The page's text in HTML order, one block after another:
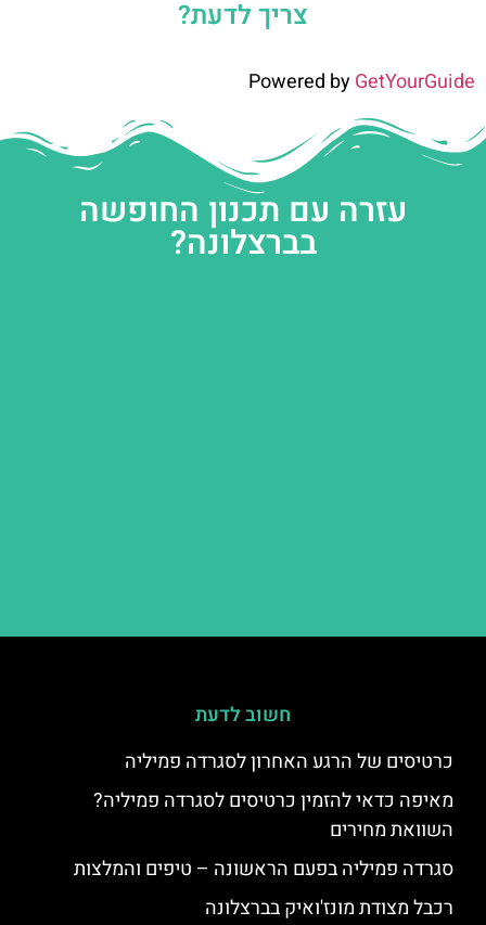
צריך לדעת?
Powered byGetYourGuide
עזרה עם תכנון החופשה
בברצלונה?
חשוב לדעת
כרטיסים של הרגע האחרון לסגרדה פמיליה
מאיפה כדאי להזמין כרטיסים לסגרדה פמיליה?
השוואת מחירים
סגרדה פמיליה בפעם הראשונה – טיפים והמלצות
רכבל מצודת מונז'ואיק בברצלונה